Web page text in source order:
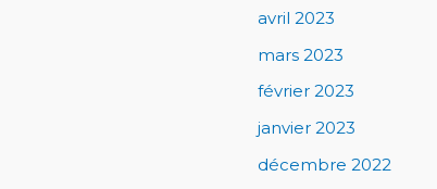
avril 2023
mars 2023
février 2023
janvier 2023
décembre 2022